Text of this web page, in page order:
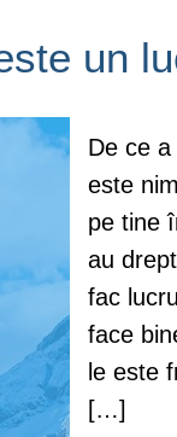
un
De ce
este
pe tine
au
fac
face
le este
[…]